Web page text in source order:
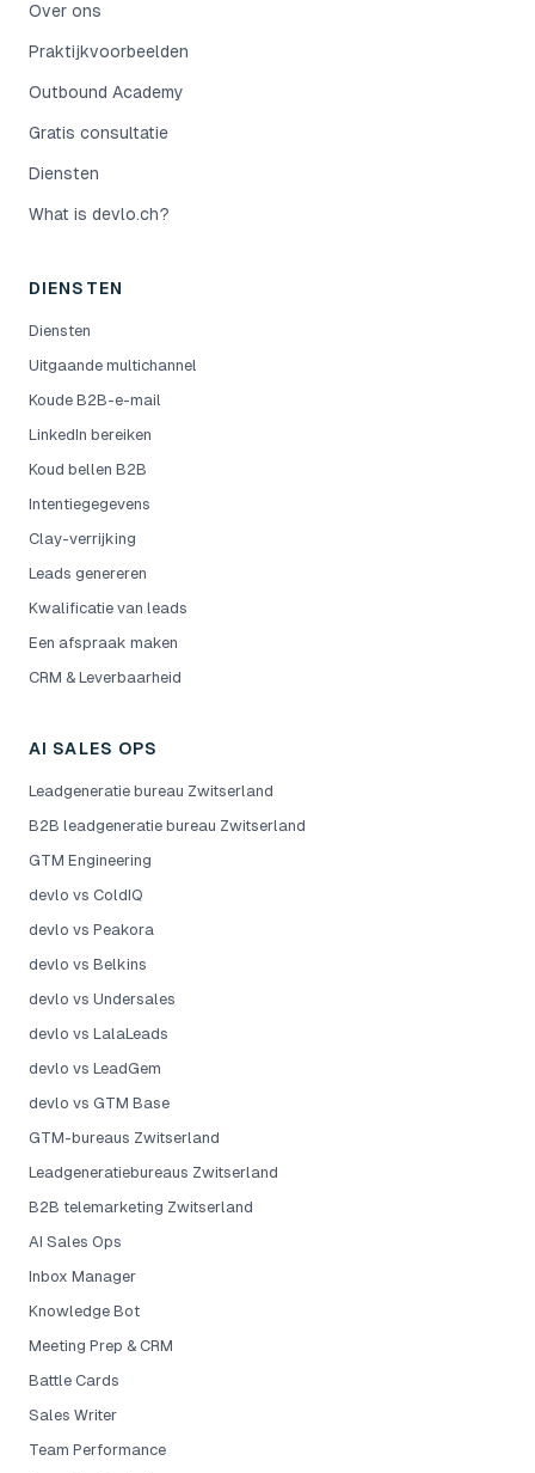
Over ons
Praktijkvoorbeelden
Outbound Academy
Gratis consultatie
Diensten
What is devlo.ch?
DIENSTEN
Diensten
Uitgaande multichannel
Koude B2B-e-mail
LinkedIn bereiken
Koud bellen B2B
Intentiegegevens
Clay-verrijking
Leads genereren
Kwalificatie van leads
Een afspraak maken
CRM & Leverbaarheid
AI SALES OPS
Leadgeneratie bureau Zwitserland
B2B leadgeneratie bureau Zwitserland
GTM Engineering
devlo vs ColdIQ
devlo vs Peakora
devlo vs Belkins
devlo vs Undersales
devlo vs LalaLeads
devlo vs LeadGem
devlo vs GTM Base
GTM-bureaus Zwitserland
Leadgeneratiebureaus Zwitserland
B2B telemarketing Zwitserland
AI Sales Ops
Inbox Manager
Knowledge Bot
Meeting Prep & CRM
Battle Cards
Sales Writer
Team Performance